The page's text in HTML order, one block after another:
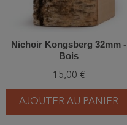
Nichoir Kongsberg 32mm -
Bois
15,00 €
AJOUTER AU PANIER